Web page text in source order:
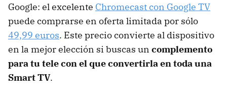
Google: el excelente Chromecast con Google TV
puede comprarse en oferta limitada por sólo
49,99 euros. Este precio convierte al dispositivo
en la mejor elección si buscas un complemento
para tu tele con el que convertirla en toda una
Smart TV.